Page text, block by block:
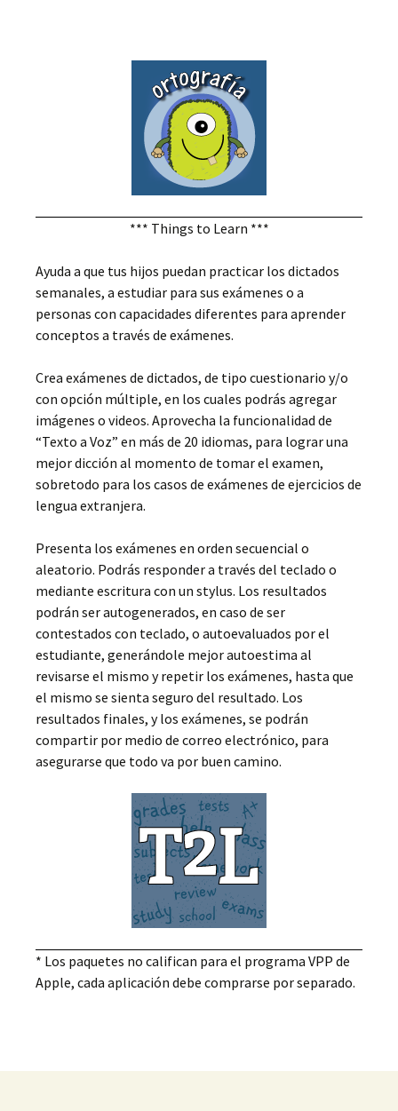
*** Things to Learn ***
Ayuda a que tus hijos puedan practicar los dictados
semanales, a estudiar para sus exámenes o a
personas con capacidades diferentes para aprender
conceptos a través de exámenes.
Crea exámenes de dictados, de tipo cuestionario y/o
con opción múltiple, en los cuales podrás agregar
imágenes o videos. Aprovecha la funcionalidad de
“Texto a Voz” en más de 20 idiomas, para lograr una
mejor dicción al momento de tomar el examen,
sobretodo para los casos de exámenes de ejercicios de
lengua extranjera.
Presenta los exámenes en orden secuencial o
aleatorio. Podrás responder a través del teclado o
mediante escritura con un stylus. Los resultados
podrán ser autogenerados, en caso de ser
contestados con teclado, o autoevaluados por el
estudiante, generándole mejor autoestima al
revisarse el mismo y repetir los exámenes, hasta que
el mismo se sienta seguro del resultado. Los
resultados finales, y los exámenes, se podrán
compartir por medio de correo electrónico, para
asegurarse que todo va por buen camino.
* Los paquetes no califican para el programa VPP de
Apple, cada aplicación debe comprarse por separado.